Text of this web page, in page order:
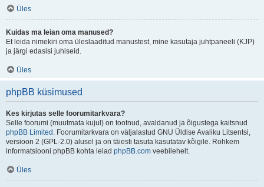
Üles
Kuidas ma leian oma manused?
Et leida nimekiri oma üleslaaditud manustest, mine kasutaja juhtpaneeli (KJP)
ja järgi edasisi juhiseid.
Üles
phpBB küsimused
Kes kirjutas selle foorumitarkvara?
Selle foorumi (muutmata kujul) on tootnud, avaldanud ja õigustega kaitsnud
phpBB Limited . Foorumitarkvara on väljalastud GNU Üldise Avaliku Litsentsi,
versioon 2 (GPL-2.0) alusel ja on täiesti tasuta kasutatav kõigile. Rohkem
informatsiooni phpBB kohta leiad phpBB.com veebilehelt.
Üles